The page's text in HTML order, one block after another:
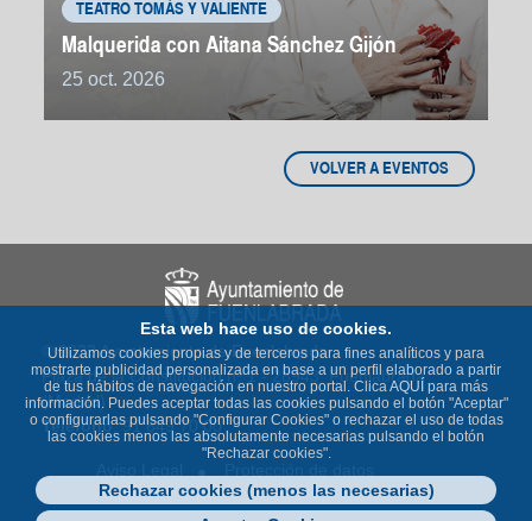
TEATRO TOMÁS Y VALIENTE
Malquerida con Aitana Sánchez Gijón
25 oct. 2026
VOLVER A EVENTOS
© 2023 Ayuntamiento de Fuenlabrada
Plaza de la Constitución nº 1 - 28943 Fuenlabrada
(Madrid)
Teléfono: 91 649 70 00
Política de Cookies
Accesibilidad
Esta web hace uso de cookies.
Utilizamos cookies propias y de terceros para fines analíticos y para
mostrarte publicidad personalizada en base a un perfil elaborado a partir
de tus hábitos de navegación en nuestro portal. ClicaAQUÍ para más
información. Puedes aceptar todas las cookies pulsando el botón "Aceptar"
o configurarlas pulsando "Configurar Cookies" o rechazar el uso de todas
las cookies menos las absolutamente necesarias pulsando el botón
"Rechazar cookies".
Rechazar cookies (menos las necesarias)